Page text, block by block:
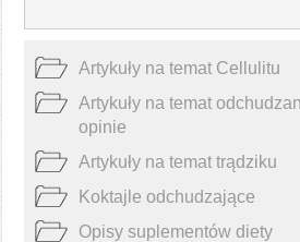
Artykuły na temat Cellulitu
Artykuły na temat
opinie
Artykuły na temat trądziku
Koktajle odchudzające
Opisy suplementów diety